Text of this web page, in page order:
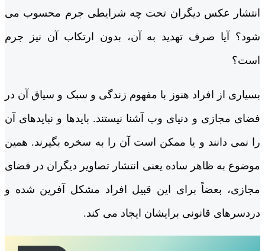
انتشار عکس دیگران تحت چه شرایطی جرم محسوب می
شود؟ آیا صرف تهدید به آن، بدون ارتکاب آن نیز جرم
است؟
بسیاری از افراد هنوز با مفهوم زندگی و سبک و سیاق آن در
فضای مجازی و دنیای وب آشنا نیستند. بایدها و نبایدهای آن
را نمی دانند و یا ممکن است آن را به سخره بگیرند. همین
موضوع به ظاهر ساده یعنی انتشار تصاویر دیگران در فضای
مجازی، بعضاً برای این قبیل افراد مشکل آفرین شده و
دردسرهای قانونی برایشان ایجاد می کند.